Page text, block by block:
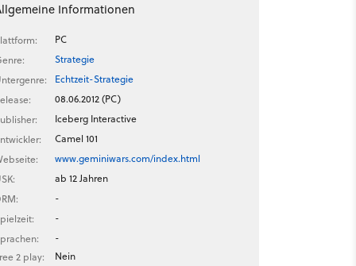
Informationen
PC
Strategie
Echtzeit-Strategie
08.06.2012 (PC)
Iceberg Interactive
Camel 101
www.geminiwars.com/index.html
ab 12 Jahren
-
-
-
2 play:
Nein